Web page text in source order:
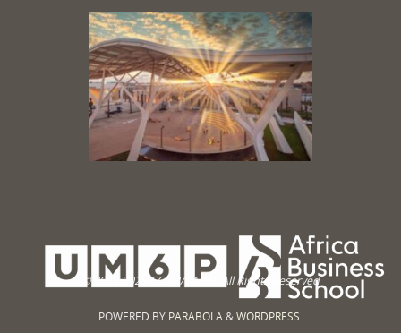
© 2023-2026 CC∞H/UM6P. All Rights Reserved
POWERED BY PARABOLA&WORDPRESS.